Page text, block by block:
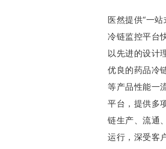
医然提供“一
冷链监控平台
以先进的设计
优良的药品冷
等产品性能一
平台，提供多
链生产、流通
运行，深受客